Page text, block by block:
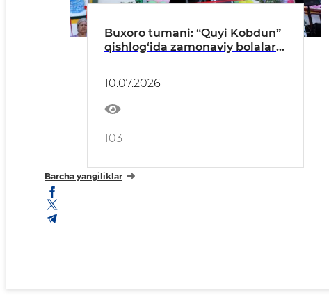
Buxoro tumani: “Quyi Kobdun”
qishlog‘ida zamonaviy bolalar
10.07.2026
103
Barcha yangiliklar